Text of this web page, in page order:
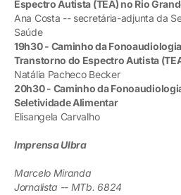
Espectro Autista (TEA) no Rio
Ana Costa -- secretária-adjunta da
Saúde
19h30 - Caminho da
Transtorno do Espectro Autista
Natália Pacheco Becker
20h30 - Caminho da
Seletividade Alimentar
Elisangela Carvalho
Imprensa Ulbra
Marcelo Miranda
Jornalista -- MTb. 6824